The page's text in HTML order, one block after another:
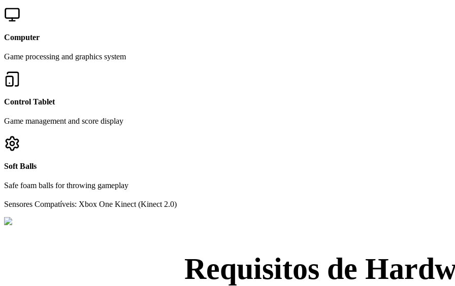
Computer
Game processing and graphics system
Control Tablet
Game management and score display
Soft Balls
Safe foam balls for throwing gameplay
Sensores Compatíveis: Xbox One Kinect (Kinect 2.0)
Requisitos de